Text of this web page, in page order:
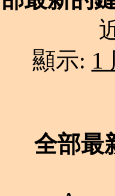
顯示: 1
全部最